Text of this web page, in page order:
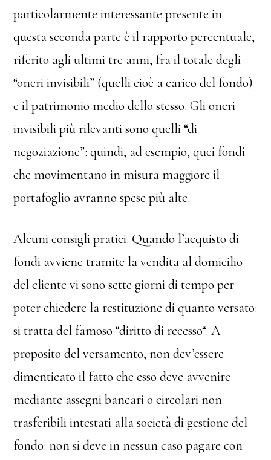
particolarmente interessante presente in
questa seconda parte è il rapporto percentuale,
riferito agli ultimi tre anni, fra il totale degli
“oneri invisibili” (quelli cioè a carico del fondo)
e il patrimonio medio dello stesso. Gli oneri
invisibili più rilevanti sono quelli “di
negoziazione”: quindi, ad esempio, quei fondi
che movimentano in misura maggiore il
portafoglio avranno spese più alte.
Alcuni consigli pratici. Quando l’acquisto di
fondi avviene tramite la vendita al domicilio
del cliente vi sono sette giorni di tempo per
poter chiedere la restituzione di quanto versato:
si tratta del famoso “diritto di recesso“. A
proposito del versamento, non dev’essere
dimenticato il fatto che esso deve avvenire
mediante assegni bancari o circolari non
trasferibili intestati alla società di gestione del
fondo: non si deve in nessun caso pagare con